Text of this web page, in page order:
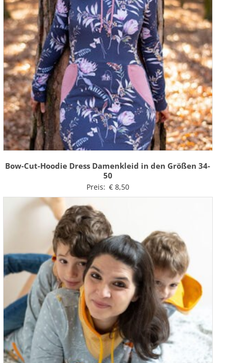
Bow-Cut-Hoodie Dress Damenkleid in den Größen 34-
50
Preis: €8,50